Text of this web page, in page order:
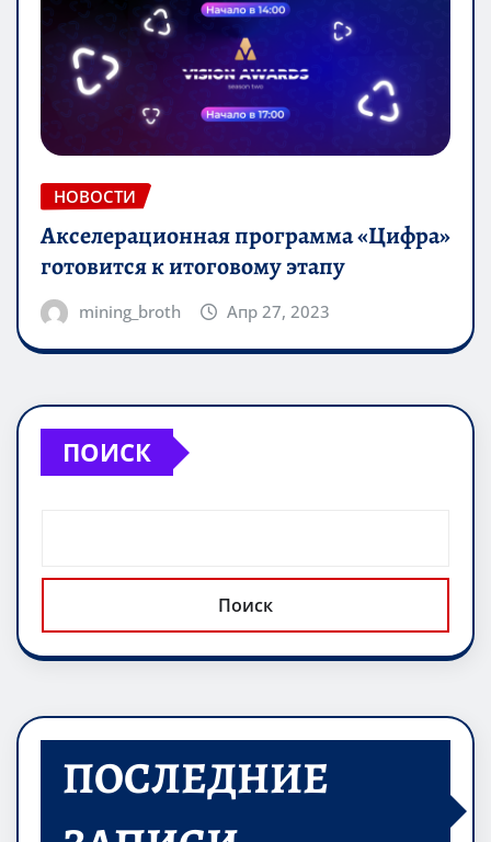
НОВОСТИ
Акселерационная программа «Цифра»
готовится к итоговому этапу
mining_broth Апр 27, 2023
ПОИСК
Поиск
ПОСЛЕДНИЕ